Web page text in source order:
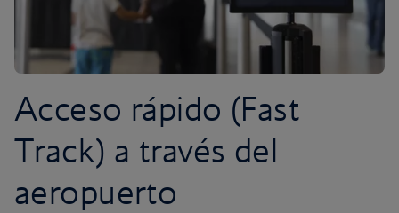
Acceso rápido (Fast
Track) a través del
aeropuerto